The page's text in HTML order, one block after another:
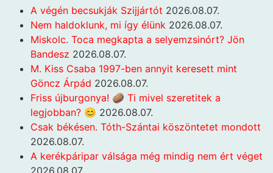
A végén becsukják Szijjártót 2026.08.07.
Nem haldoklunk, mi így élünk 2026.08.07.
Miskolc. Toca megkapta a selyemzsinórt? Jön
Bandesz 2026.08.07.
M. Kiss Csaba 1997-ben annyit keresett mint
Göncz Árpád 2026.08.07.
Friss újburgonya! 🥔 Ti mivel szeretitek a
legjobban? 😊 2026.08.07.
Csak békésen. Tóth-Szántai köszöntetet mondott
2026.08.07.
A kerékpáripar válsága még mindig nem ért véget
2026.08.07.